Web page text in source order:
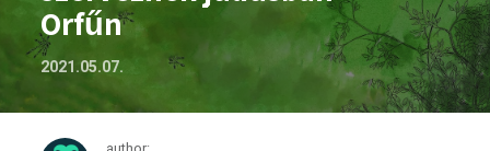
Orfűn
2021.05.07.